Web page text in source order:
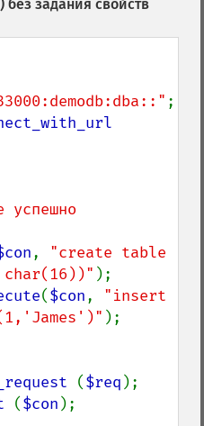
без задания свойств
успешно
, "create table
);
($con, "insert
);
($req );
($con );